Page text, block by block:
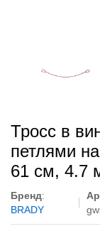
Тросс в
петлями
61 см, 4.7
Бренд:
BRADY